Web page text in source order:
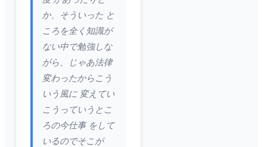
か、そういった と
ころを全く知識が
ない中で勉強しな
がら、じゃあ法律
変わったからこう
いう風に 変えてい
こうっていうとこ
ろの今仕事 をして
いるのでそこが